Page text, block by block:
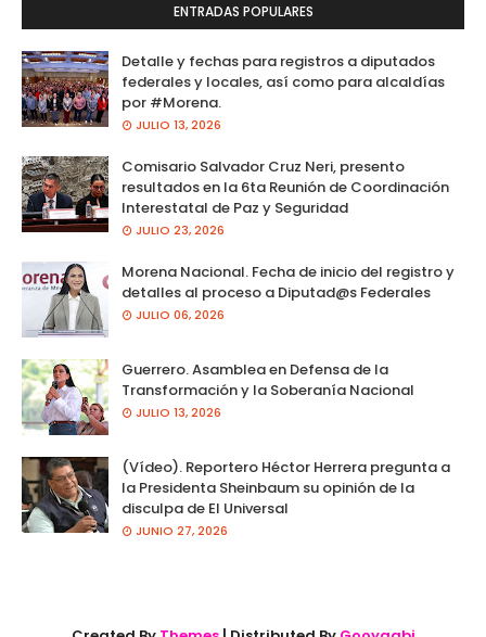
ENTRADAS POPULARES
Detalle y fechas para registros a diputados
federales y locales, así como para alcaldías
por #Morena.
JULIO 13, 2026
Comisario Salvador Cruz Neri, presento
resultados en la 6ta Reunión de Coordinación
Interestatal de Paz y Seguridad
JULIO 23, 2026
Morena Nacional. Fecha de inicio del registro y
detalles al proceso a Diputad@s Federales
JULIO 06, 2026
Guerrero. Asamblea en Defensa de la
Transformación y la Soberanía Nacional
JULIO 13, 2026
(Vídeo). Reportero Héctor Herrera pregunta a
la Presidenta Sheinbaum su opinión de la
disculpa de El Universal
JUNIO 27, 2026